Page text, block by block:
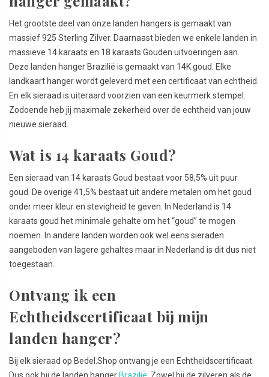
Het grootste deel van onze landen hangers is gemaakt van
massief 925 Sterling Zilver. Daarnaast bieden we enkele landen in
massieve 14 karaats en 18 karaats Gouden uitvoeringen aan.
Deze landen hanger Brazilië is gemaakt van 14K goud. Elke
landkaart hanger wordt geleverd met een certificaat van echtheid.
En elk sieraad is uiteraard voorzien van een keurmerk stempel.
Zodoende heb jij maximale zekerheid over de echtheid van jouw
nieuwe sieraad.
Wat is 14 karaats Goud?
Een sieraad van 14 karaats Goud bestaat voor 58,5% uit puur
goud. De overige 41,5% bestaat uit andere metalen om het goud
onder meer kleur en stevigheid te geven. In Nederland is 14
karaats goud het minimale gehalte om het “goud” te mogen
noemen. In andere landen worden ook wel eens sieraden
aangeboden van lagere gehaltes maar in Nederland is dit dus niet
toegestaan.
Ontvang ik een
Echtheidscertificaat bij mijn
landen hanger?
Bij elk sieraad op Bedel.Shop ontvang je een Echtheidscertificaat.